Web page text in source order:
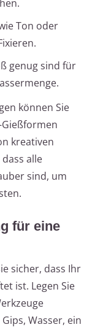
Ton oder
genug sind für
können Sie
kreativen
alle
sind, um
für eine
sicher, dass Ihr
ist. Legen Sie
Wasser, ein